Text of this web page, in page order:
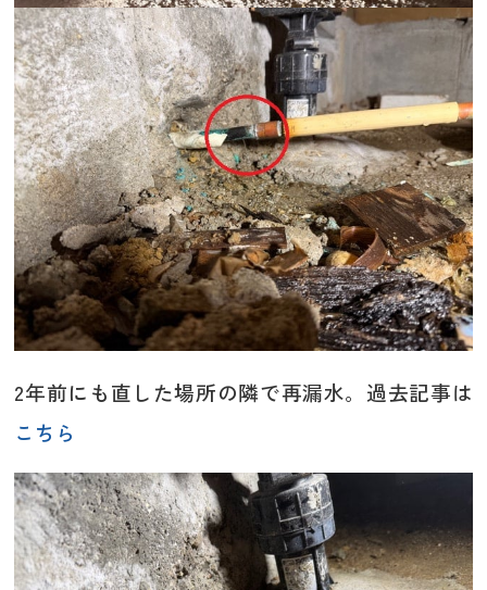
2年前にも直した場所の隣で再漏水。過去記事は
こちら